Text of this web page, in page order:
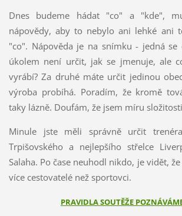
Dnes budeme hádat "co" a "kde",
nápovědy, aby to nebylo ani lehké ani
"co". Nápověda je na snímku - jedná
úkolem není určit, jak se jmenuje, ale
vyrábí? Za druhé máte určit jedinou
výroba probíhá. Poradím, že kromě
taky lázně. Doufám, že jsem míru
Minule jste měli správně určit
Trpišovského a nejlepšího střelce
Salaha. Po čase neuhodl nikdo, je vidět,
více cestovatelé než sportovci.
PRAVIDLA SOUTĚŽE